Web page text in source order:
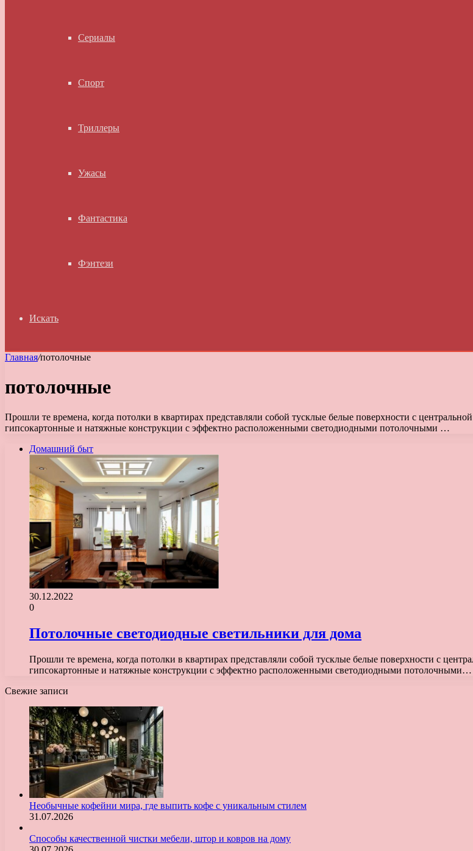
Сериалы
Спорт
Триллеры
Ужасы
Фантастика
Фэнтези
Искать
Главная/потолочные
потолочные
Прошли те времена, когда потолки в квартирах представляли собой тусклые белые поверхности с
гипсокартонные и натяжные конструкции с эффектно расположенными светодиодными потолочными …
Домашний быт
30.12.2022
0
Потолочные светодиодные светильники для дома
Прошли те времена, когда потолки в квартирах представляли собой тусклые белые поверхности с
гипсокартонные и натяжные конструкции с эффектно расположенными светодиодными потолочными…
Свежие записи
Необычные кофейни мира, где выпить кофе с уникальным стилем
31.07.2026
Способы качественной чистки мебели, штор и ковров на дому